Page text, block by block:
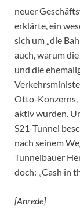
neuer
erklärte, ein
sich um „die
auch, warum
und die
Otto-Konzerns,
aktiv wurden.
S21-Tunnel
nach seinem
Tunnelbauer
doch: „Cash in
[Anrede]